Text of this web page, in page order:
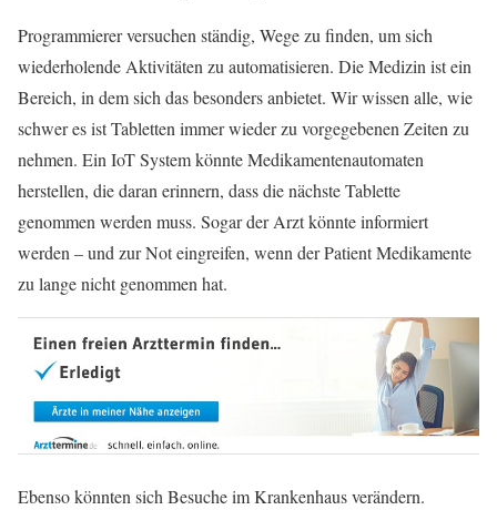
Programmierer versuchen ständig, Wege zu finden, um sich
wiederholende Aktivitäten zu automatisieren. Die Medizin ist ein
Bereich, in dem sich das besonders anbietet. Wir wissen alle, wie
schwer es ist Tabletten immer wieder zu vorgegebenen Zeiten zu
nehmen. Ein IoT System könnte Medikamentenautomaten
herstellen, die daran erinnern, dass die nächste Tablette
genommen werden muss. Sogar der Arzt könnte informiert
werden – und zur Not eingreifen, wenn der Patient Medikamente
zu lange nicht genommen hat.
Ebenso könnten sich Besuche im Krankenhaus verändern.